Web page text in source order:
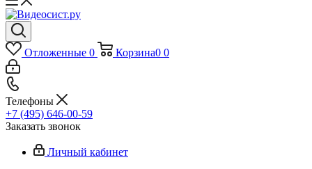
Отложенные 0 Корзина0 0
Телефоны
+7 (495) 646-00-59
Заказать звонок
Личный кабинет